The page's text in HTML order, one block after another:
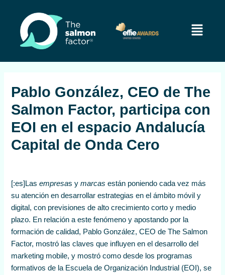
contenido
Menú
Pablo González, CEO de The
Salmon Factor, participa con
EOI en el espacio Andalucía
Capital de Onda Cero
[:es]Lasempresas ymarcas están poniendo cada vez más
su atención en desarrollar estrategias en el ámbito móvil y
digital, con previsiones de alto crecimiento corto y medio
plazo. En relación a este fenómeno y apostando por la
formación de calidad, Pablo González, CEO de The Salmon
Factor, mostró las claves que influyen en el desarrollo del
marketing mobile, y mostró como desde los programas
formativos de la Escuela de Organización Industrial (EOI), se
entradas